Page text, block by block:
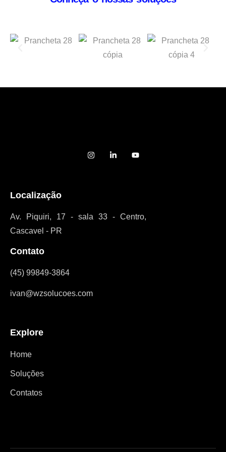
Localização
Av. Piquiri, 17 - sala 33 - Centro,
Cascavel - PR
Contato
(45) 99849-3864
ivan@wzsolucoes.com
Explore
Home
Soluções
Contatos